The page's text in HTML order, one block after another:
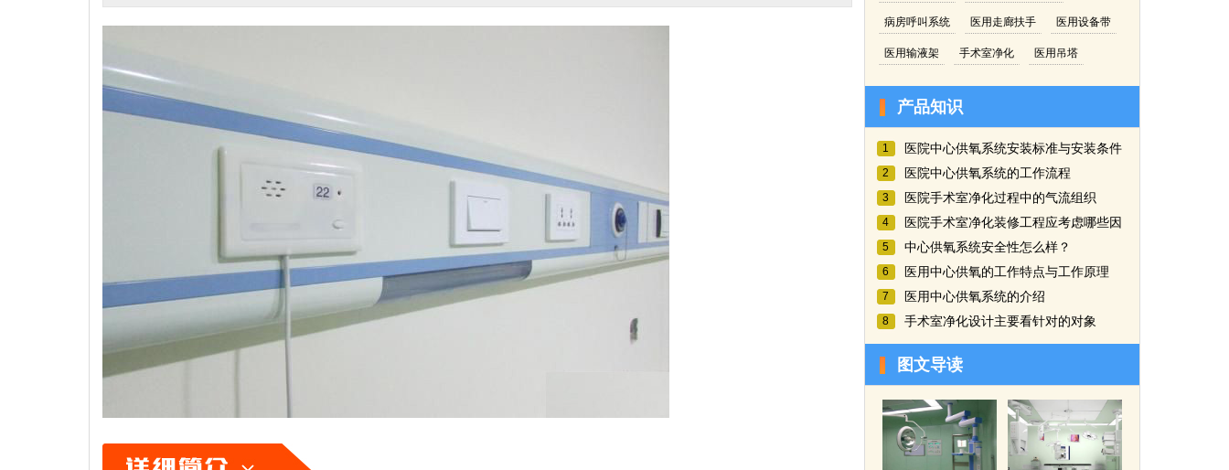
病房呼叫系统 医用走廊扶手 医用设备带
医用输液架 手术室净化 医用吊塔
产品知识
1 医院中心供氧系统安装标准与安装条件
2 医院中心供氧系统的工作流程
3 医院手术室净化过程中的气流组织
4 医院手术室净化装修工程应考虑哪些因
5 中心供氧系统安全性怎么样？
6 医用中心供氧的工作特点与工作原理
7 医用中心供氧系统的介绍
8 手术室净化设计主要看针对的对象
图文导读